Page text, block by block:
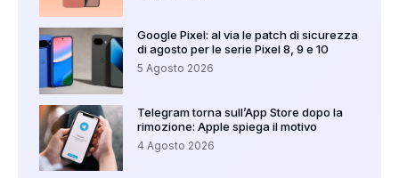
Google Pixel: al via le patch di sicurezza
di agosto per le serie Pixel 8, 9 e 10
5 Agosto 2026
Telegram torna sull’App Store dopo la
rimozione: Apple spiega il motivo
4 Agosto 2026